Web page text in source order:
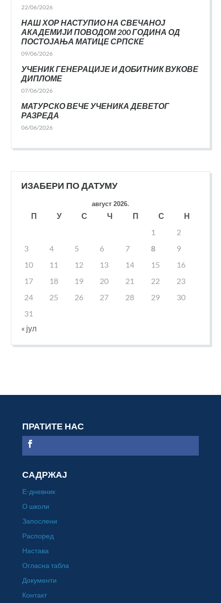
22/06/2026
НАШ ХОР НАСТУПИО НА СВЕЧАНОЈ
АКАДЕМИЈИ ПОВОДОМ 200 ГОДИНА ОД
ПОСТОЈАЊА МАТИЦЕ СРПСКЕ
09/06/2026
УЧЕНИК ГЕНЕРАЦИЈЕ И ДОБИТНИК ВУКОВЕ
ДИПЛОМЕ
07/06/2026
МАТУРСКО ВЕЧЕ УЧЕНИКА ДЕВЕТОГ
РАЗРЕДА
06/06/2026
ИЗАБЕРИ ПО ДАТУМУ
август 2026.
П У С Ч П С
Н
1
2
3
4 5 6 7 8
9
10
11 12 13 14 15
16
17
18 19 20 21 22
23
24
25 26 27 28 29
30
31
« јул
ПРАТИТЕ НАС
САДРЖАЈ
Е-дневник
О школи
Запослени
Распоред
Настава
Огласна табла
Документи
Контакт